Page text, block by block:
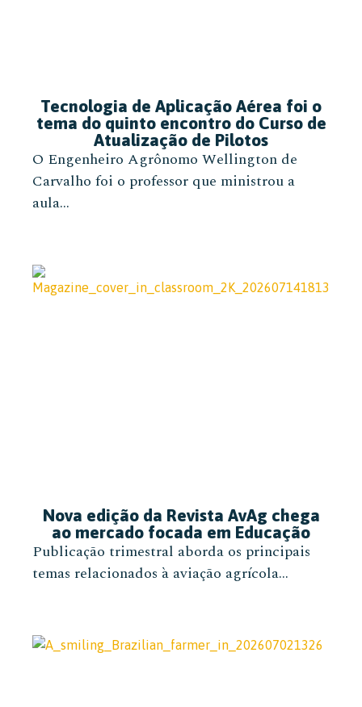
Tecnologia de Aplicação Aérea foi o
tema do quinto encontro do Curso de
Atualização de Pilotos
O Engenheiro Agrônomo Wellington de
Carvalho foi o professor que ministrou a
aula...
Nova edição da Revista AvAg chega
ao mercado focada em Educação
Publicação trimestral aborda os principais
temas relacionados à aviação agrícola...